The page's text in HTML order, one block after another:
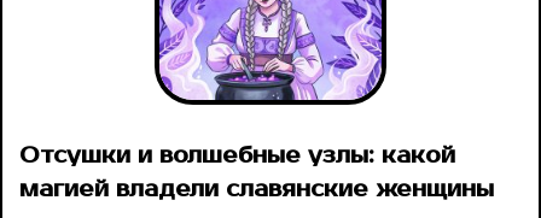
Отсушки и волшебные узлы: какой
магией владели славянские женщины